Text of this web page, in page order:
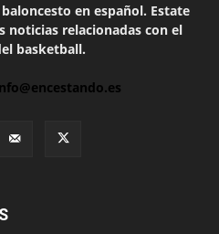
en español. Estate
noticias relacionadas con el
basketball.